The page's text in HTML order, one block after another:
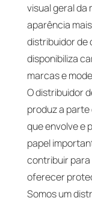
visual geral da
aparência
distribuidor de
disponibiliza
marcas e
O distribuidor
produz a
que envolve e
papel
contribuir para
oferecer
Somos um